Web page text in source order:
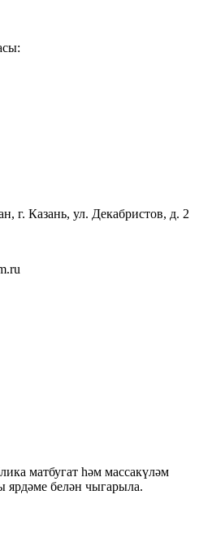
г. Казань, ул. Декабристов, д. 2
матбугат һәм массакүләм
ярдәме белән чыгарыла.